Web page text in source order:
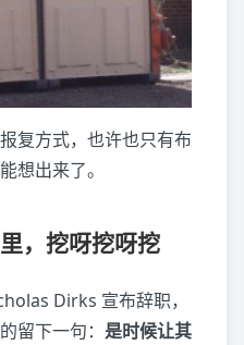
复方式，也许也只有布
想出来了。
，挖呀挖呀挖
Dirks 宣布辞职，
留下一句： 是时候让其